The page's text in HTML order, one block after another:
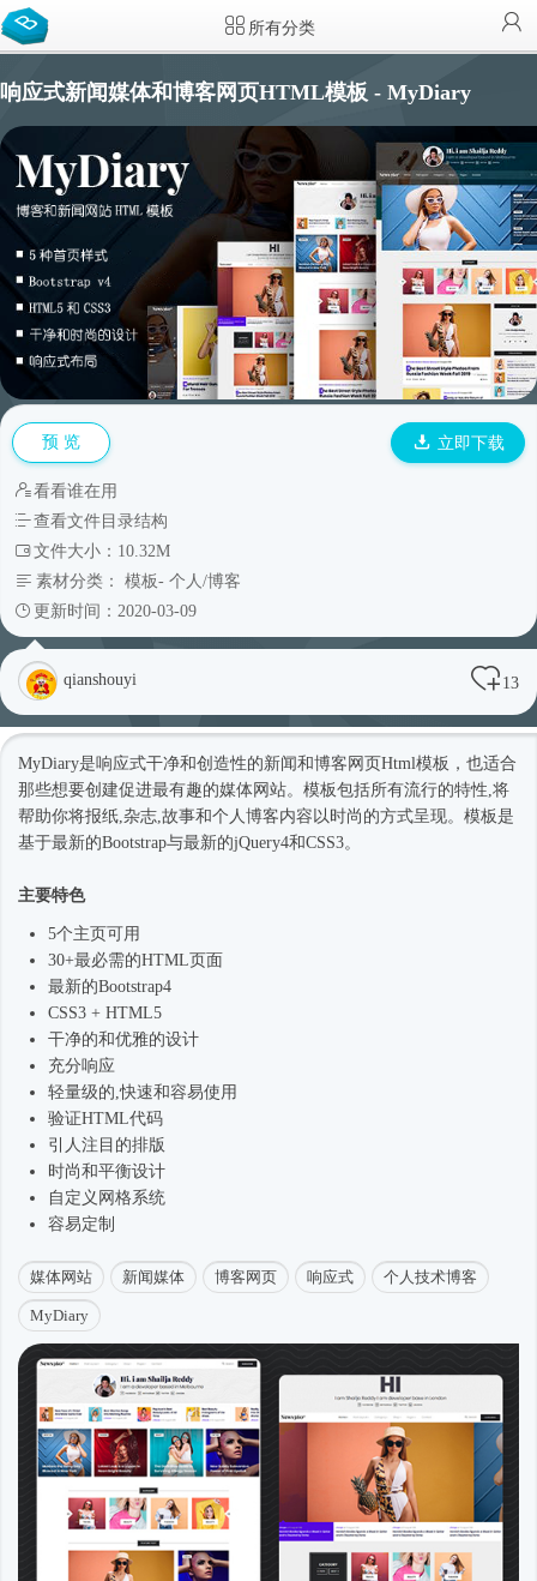
所有分类
响应式新闻媒体和博客网页HTML模板 - MyDiary
预 览 立即下载
看看谁在用
查看文件目录结构
文件大小：10.32M
素材分类： 模板- 个人/博客
更新时间：2020-03-09
qianshouyi 13
MyDiary是响应式干净和创造性的新闻和博客网页Html模板 ，也适合
那些想要创建促进最有趣的媒体网站。模板包括所有流行的特性,将
帮助你将报纸,杂志,故事和个人博客内容以 时尚 的方式呈现。模板是
基于最新的Bootstrap与最新的jQuery4和CSS3。
主要特色
5个主页可用
30+最必需的HTML页面
最新的Bootstrap4
CSS3 + HTML5
干净的和优雅的设计
充分响应
轻量级的,快速和容易使用
验证HTML代码
引人注目的排版
时尚和平衡设计
自定义网格系统
容易定制
媒体网站 新闻媒体 博客网页 响应式 个人技术博客
MyDiary